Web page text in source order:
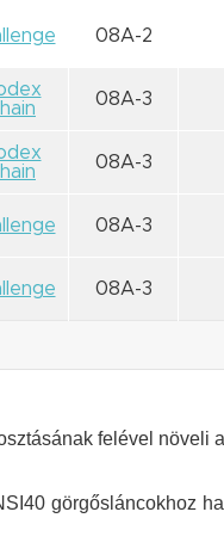
08A-2
08A-3
08A-3
08A-3
08A-3
felével növeli
görgősláncokhoz